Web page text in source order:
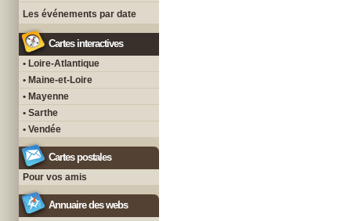
Les événements par date
Cartes interactives
• Loire-Atlantique
• Maine-et-Loire
• Mayenne
• Sarthe
• Vendée
Cartes postales
Pour vos amis
Annuaire des webs